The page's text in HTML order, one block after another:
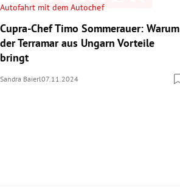
Autofahrt mit dem Autochef
Cupra-Chef Timo Sommerauer: Warum
der Terramar aus Ungarn Vorteile
bringt
Sandra Baierl07.11.2024